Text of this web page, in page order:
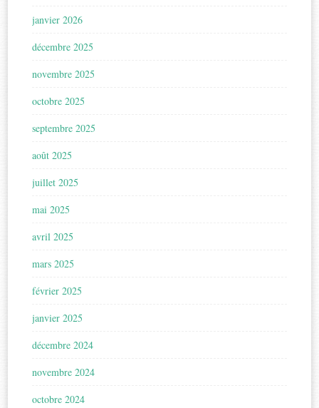
janvier 2026
décembre 2025
novembre 2025
octobre 2025
septembre 2025
août 2025
juillet 2025
mai 2025
avril 2025
mars 2025
février 2025
janvier 2025
décembre 2024
novembre 2024
octobre 2024